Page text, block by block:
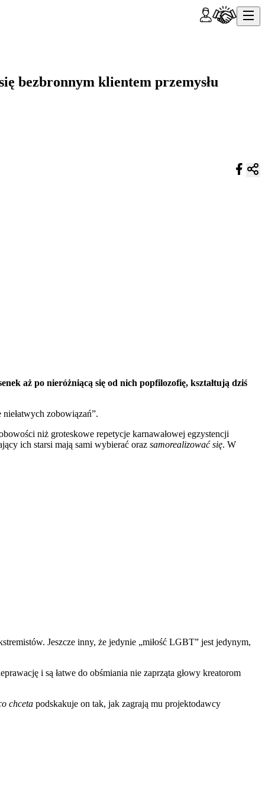
bezbronnym klientem przemysłu
aż po nieróżniącą się od nich popfilozofię, kształtują dziś
zobowiązań”.
niż groteskowe repetycje karnawałowej egzystencji
ich starsi mają sami wybierać oraz samorealizować się. W
Jeszcze inny, że jedynie „miłość LGBT” jest jedynym,
i są łatwe do obśmiania nie zaprząta głowy kreatorom
chceta podskakuje on tak, jak zagrają mu projektodawcy